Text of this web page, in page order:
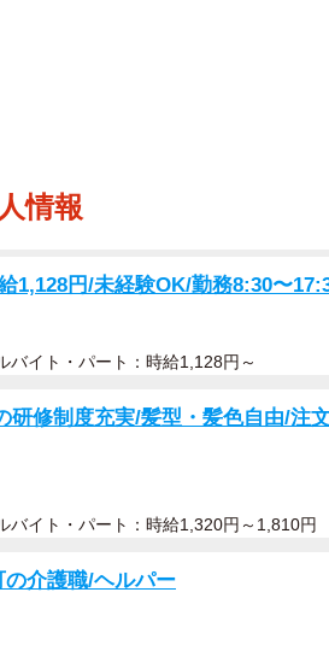
一方で「一流の選手である前に一
理」など１６カ条の部訓を掲げ、
り組んだのは食トレ。昼食は毎回
重が増えた。
った。２年春にセンバツに出場。
－岡田＝現オリックス）がいたこと
の人より目立ってやろうと。だから
情報
1,128円/未経験OK/勤務8:30〜
バイト・パート：時給1,128円～
研修制度充実/髪型・髪色自由/注
バイト・パート：時給1,320円～1,810円
の介護職/ヘルパー